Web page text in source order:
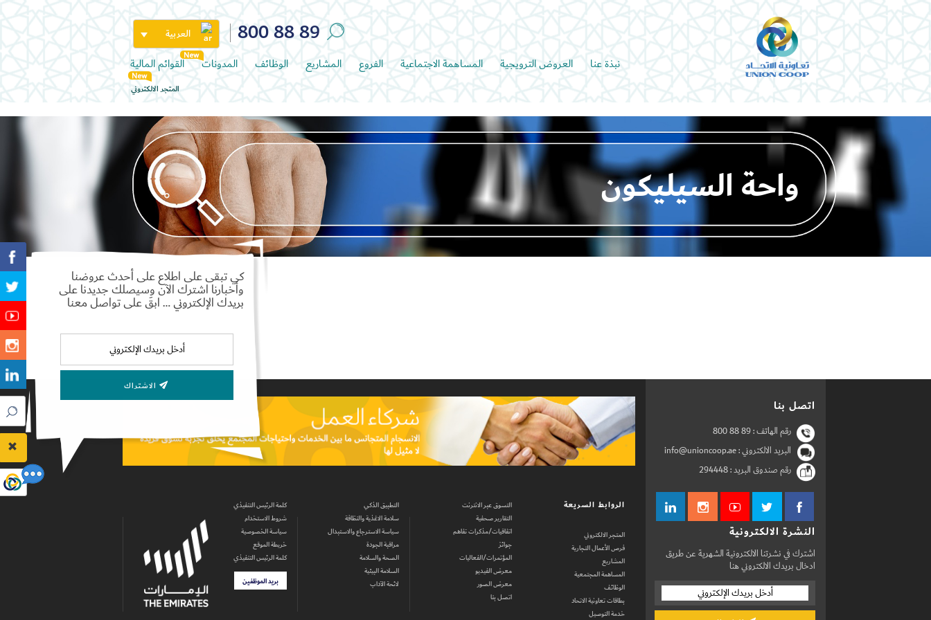
800 88 89 العربية
نبذة عنا العروض الترويجية المساهمة الاجتماعية الفروع المشاريع الوظائف المدونات القوائم المالية
المتجر الالكتروني
واحة السيليكون
اتصل بنا
رقم الهاتف :800 88 89
البريد الالكتروني : info@unioncoop.ae
رقم صندوق البريد :294448
النشرة الالكترونية
اشترك في نشرتنا الالكترونية الشهرية عن طريق
ادخال بريدك الالكتروني هنا
الروابط السريعة
المتجر الالكتروني
فرص الأعمال التجارية
المشاريع
المساهمة المجتمعية
الوظائف
بطاقات تعاونية الاتحاد
خدمة التوصيل
التسوق عبر الانترنت
التقارير صحفية
اتفاقيات/مذكرات تفاهم
جوائز
المؤتمرات/الفعاليات
معرض الفيديو
معرض الصور
اتصل بنا
التطبيق الذكي
سلامة الاغذية والنظافة
سياسة الاسترجاع والاستبدال
مراقبة الجودة
الصحة والسلامة
السلامة البيئية
لائحة الآداب
كلمة الرئيس التنفيذي
شروط الاستخدام
سياسة الخصوصية
خريطة الموقع
كلمة الرئيس التنفيذي
بريد الموظفين
كي تبقى على اطلاع على أحدث عروضنا
وأخبارنا اشترك الآن وسيصلك جديدنا على
بريدك الإلكتروني … ابقَ على تواصل معنا
Set Youtube Channel ID